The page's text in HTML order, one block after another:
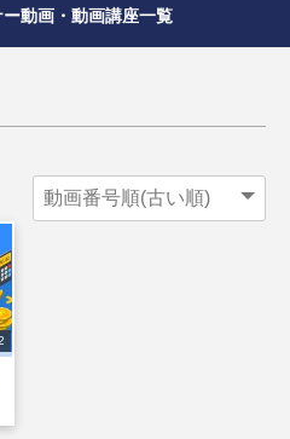
動画・動画講座一覧